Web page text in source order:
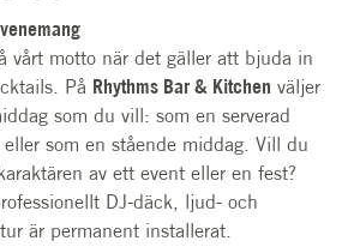
vårt motto när det gäller att bjuda in
På Rhythms Bar & Kitchen väljer
som du vill: som en serverad
som en stående middag. Vill du
av ett event eller en fest?
DJ-däck, ljud- och
är permanent installerat.